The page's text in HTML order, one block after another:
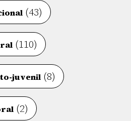
(43)
(110)
juvenil (8)
(2)